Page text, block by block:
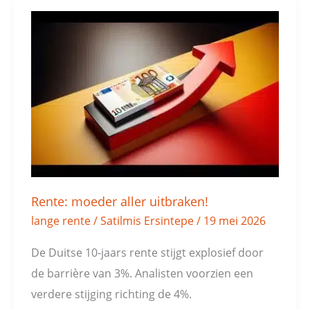
Rente: moeder aller uitbraken!
lange rente/Satilmis Ersintepe/ 19 mei 2026
De Duitse 10-jaars rente stijgt explosief door
de barrière van 3%. Analisten voorzien een
verdere stijging richting de 4%.